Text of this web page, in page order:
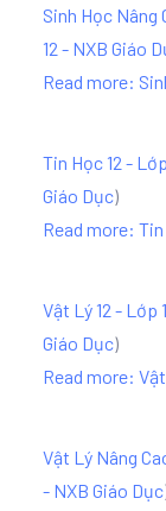
Sinh Học Nâng
12 - NXB Giáo
Read more:
Tin Học 12 -
Giáo Dục)
Read more: Tin
Vật Lý 12 - Lớp
Giáo Dục)
Read more:
Vật Lý Nâng
- NXB Giáo Dục